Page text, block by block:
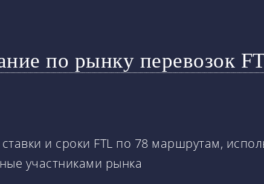
по рынку перевозок
и сроки FTL по 78 маршрутам,
участниками рынка